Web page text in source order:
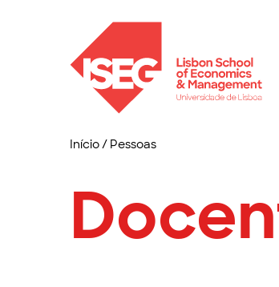
Início/ Pessoas